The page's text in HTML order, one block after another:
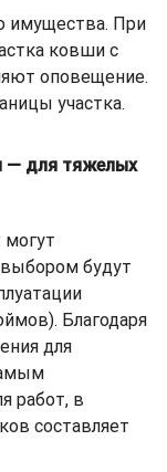
имущества. При
ковши с
оповещение.
участка.
— для тяжелых
могут
будут
Благодаря
для
работ, в
составляет